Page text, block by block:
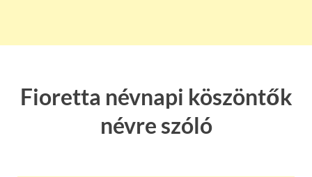
Fioretta névnapi köszöntők
névre szóló